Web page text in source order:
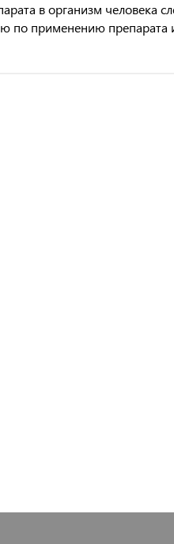
в организм человека
по применению препарата